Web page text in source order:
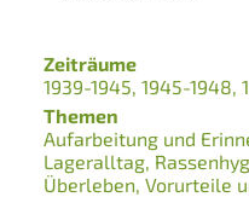
Zeiträume
1939-1945 1945-1948
Themen
Aufarbeitung und
Lageralltag
Überleben Vorurteile